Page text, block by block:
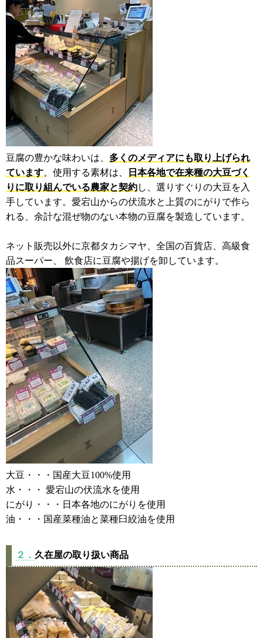
豆腐の豊かな味わいは、 多くのメディアにも取り上げられ
ています。使用する素材は、
日本各地で在来種の大豆づく
りに取り組んでいる農家と契約し、選りすぐりの大豆を入
手しています。愛宕山からの伏流水と上質のにがりで作ら
れる、余計な混ぜ物のない本物の豆腐を製造しています。
ネット販売以外に京都タカシマヤ、全国の百貨店、高級食
品スーパー、 飲食店に豆腐や揚げを卸しています。
大豆・・・国産大豆100%使用
水・・・ 愛宕山の伏流水を使用
にがり・・・日本各地のにがりを使用
油・・・国産菜種油と菜種臼絞油を使用
２． 久在屋の取り扱い商品